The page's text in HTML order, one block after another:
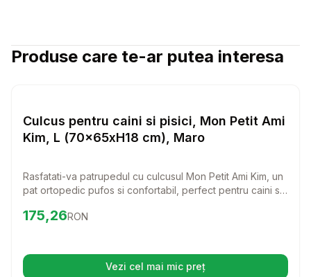
Produse care te-ar putea interesa
Paturi si Perne Pisici
Culcus pentru caini si pisici, Mon Petit Ami
Kim, L (70x65xH18 cm), Maro
Rasfatati-va patrupedul cu culcusul Mon Petit Ami Kim, un
pat ortopedic pufos si confortabil, perfect pentru caini si
spatiu ideal pentru odihna si relaxare, fiind alegerea
Preț: 175.26
175,26RON
Vezi cel mai mic preț(se deschide într-o filă nouă)